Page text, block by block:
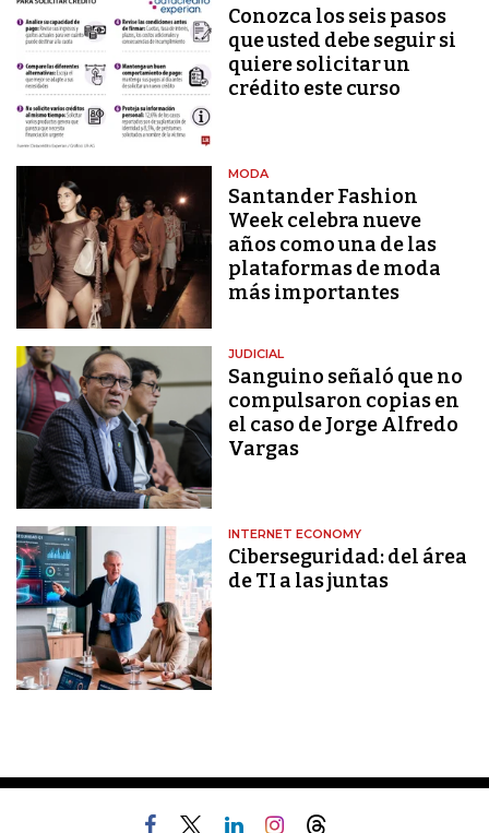
Conozca los seis pasos
que usted debe seguir si
quiere solicitar un
crédito este curso
MODA
Santander Fashion
Week celebra nueve
años como una de las
plataformas de moda
más importantes
JUDICIAL
Sanguino señaló que no
compulsaron copias en
el caso de Jorge Alfredo
Vargas
INTERNET ECONOMY
Ciberseguridad: del área
de TI a las juntas